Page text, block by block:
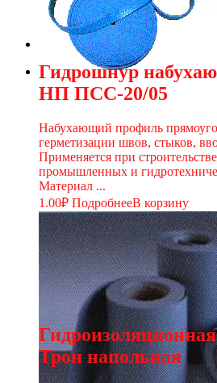
Гидрошнур
НП ПСС-20/05
Набухающий профиль
герметизации швов, стыков,
Применяется при
промышленных и
Материал ...
1.00₽ ПодробнееВ корзину
Трон напольная